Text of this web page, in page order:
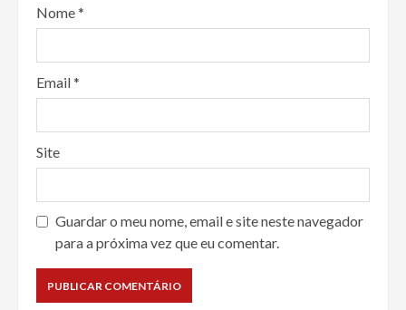
Nome*
Email*
Site
Guardar o meu nome, email e site neste navegador
para a próxima vez que eu comentar.